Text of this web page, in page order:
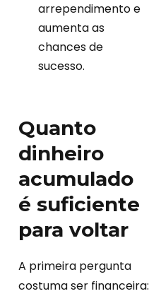
arrependimento e
aumenta as
chances de
sucesso.
Quanto
dinheiro
acumulado
é suficiente
para voltar
A primeira pergunta
costuma ser financeira: